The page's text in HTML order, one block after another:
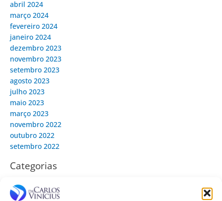
abril 2024
março 2024
fevereiro 2024
janeiro 2024
dezembro 2023
novembro 2023
setembro 2023
agosto 2023
julho 2023
maio 2023
março 2023
novembro 2022
outubro 2022
setembro 2022
Categorias
Artrose
Blog